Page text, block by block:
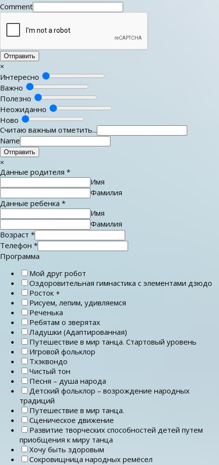
Comment
Отправить
×
Интересно
Важно
Полезно
Неожиданно
Ново
Считаю важным отметить...
Name
Отправить
×
Данные родителя *
Имя
Фамилия
Данные ребенка *
Имя
Фамилия
Возраст *
Телефон *
Программа
Мой друг робот
Оздоровительная гимнастика с элементами дзюдо
Росток +
Рисуем, лепим, удивляемся
Реченька
Ребятам о зверятах
Ладушки (Адаптированная)
Путешествие в мир танца. Стартовый уровень
Игровой фольклор
Тхэквондо
Чистый тон
Песня – душа народа
Детский фольклор – возрождение народных
традиций
Путешествие в мир танца.
Сценическое движение
Развитие творческих способностей детей путем
приобщения к миру танца
Хочу быть здоровым
Сокровищница народных ремёсел